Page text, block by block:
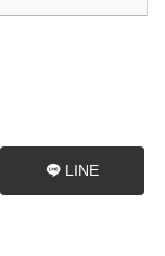
LINE